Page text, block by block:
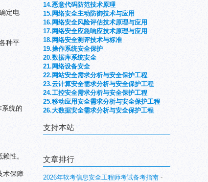
定电
种平
统的
性。
术保障
14.恶意代码防范技术原理
15.网络安全主动防御技术与应用
16.网络安全风险评估技术原理与应用
17.网络安全应急响应技术原理与应用
18.网络安全测评技术与标准
19.操作系统安全保护
20.数据库系统安全
21.网络设备安全
22.网站安全需求分析与安全保护工程
23.云计算安全需求分析与安全保护工程
24.工控安全需求分析与安全保护工程
25.移动应用安全需求分析与安全保护工程
26.大数据安全需求分析与安全保护工程
支持本站
文章排行
2026年软考信息安全工程师考试备考指南 -